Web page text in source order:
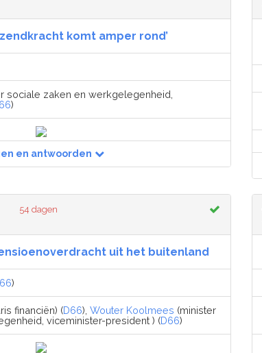
komt amper rond’
sociale zaken en werkgelegenheid,
)
en antwoorden
54 dagen
uit het buitenland
)
financiën) (D66), Wouter Koolmees (minister
viceminister-president ) (D66)